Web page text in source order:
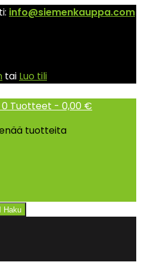
info@siemenkauppa.com
tai Luo tili
0 Tuotteet - 0,00 €
tuotteita
Haku